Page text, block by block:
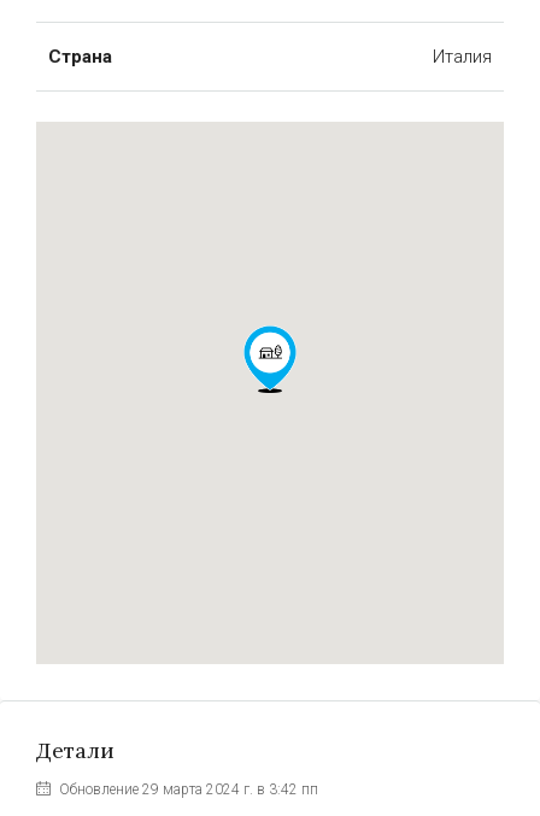
Страна Италия
Детали
Обновление 29 марта 2024 г. в 3:42 пп